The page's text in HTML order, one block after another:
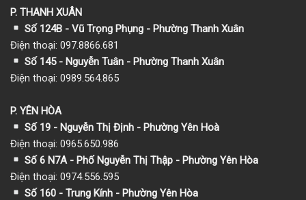
P. THANH XUÂN
Số 124B - Vũ Trọng Phụng - Phường Thanh Xuân
Điện thoại: 097.8866.681
Số 145 - Nguyễn Tuân - Phường Thanh Xuân
Điện thoại: 0989.564.865
P. YÊN HÒA
Số 19 - Nguyễn Thị Định - Phường Yên Hoà
Điện thoại: 0965.650.986
Số 6 N7A - Phố Nguyễn Thị Thập - Phường Yên Hòa
Điện thoại: 0974.556.595
Số 160 - Trung Kính - Phường Yên Hòa